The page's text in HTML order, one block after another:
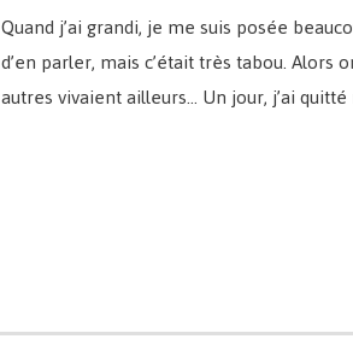
Quand j’ai grandi, je me suis posée
d’en parler, mais c’était très tabou.
autres vivaient ailleurs… Un jour, j’ai